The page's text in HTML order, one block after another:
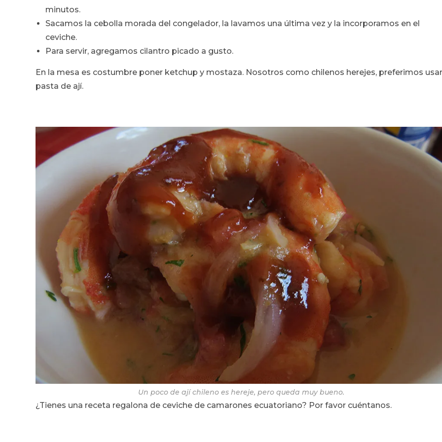
minutos.
Sacamos la cebolla morada del congelador, la lavamos una última vez y la incorporamos en el
ceviche.
Para servir, agregamos cilantro picado a gusto.
En la mesa es costumbre poner ketchup y mostaza. Nosotros como chilenos herejes, preferimos usar
pasta de ají.
Un poco de ají chileno es hereje, pero queda muy bueno.
¿Tienes una receta regalona de ceviche de camarones ecuatoriano? Por favor cuéntanos.